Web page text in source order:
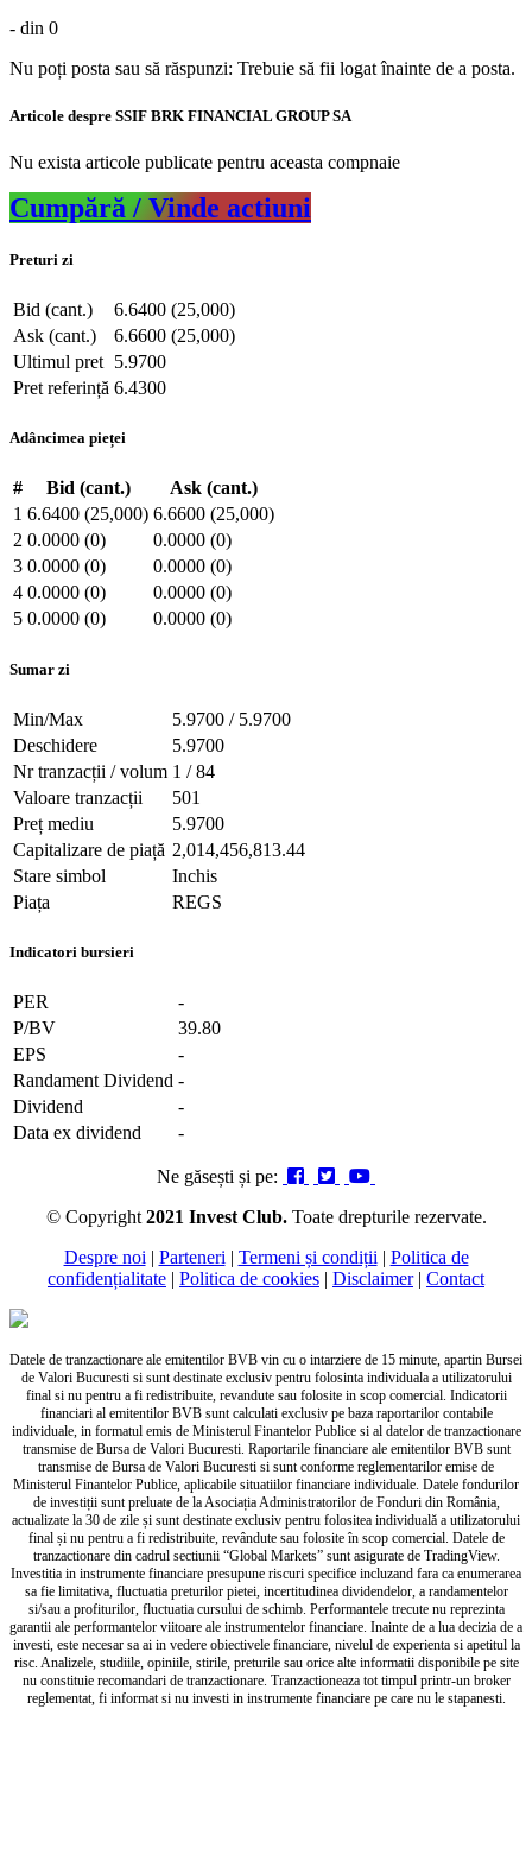
- din 0
Nu poți posta sau să răspunzi: Trebuie să fii logat înainte de a posta.
Articole despre SSIF BRK FINANCIAL GROUP SA
Nu exista articole publicate pentru aceasta compnaie
Cumpără / Vinde actiuni
Preturi zi
Bid (cant.)
6.6400 (25,000)
Ask (cant.)
6.6600 (25,000)
Ultimul pret 5.9700
Pret referință 6.4300
Adâncimea pieței
# Bid (cant.)
Ask (cant.)
1 6.6400 (25,000) 6.6600 (25,000)
2 0.0000 (0)
0.0000 (0)
3 0.0000 (0)
0.0000 (0)
4 0.0000 (0)
0.0000 (0)
5 0.0000 (0) 0.0000 (0)
Sumar zi
Min/Max
5.9700 / 5.9700
Deschidere
5.9700
Nr tranzacții / volum 1 / 84
Valoare tranzacții
501
Preț mediu
5.9700
Capitalizare de piață 2,014,456,813.44
Stare simbol
Inchis
Piața
REGS
Indicatori bursieri
PER
-
P/BV
39.80
EPS
-
Randament Dividend -
Dividend
-
Data ex dividend
-
Ne găsești și pe:
© Copyright 2021 Invest Club. Toate drepturile rezervate.
Despre noi | Parteneri | Termeni și condiții | Politica de
confidențialitate | Politica de cookies | Disclaimer| Contact
Datele de tranzactionare ale emitentilor BVB vin cu o intarziere de 15 minute, apartin Bursei
de Valori Bucuresti si sunt destinate exclusiv pentru folosinta individuala a utilizatorului
final si nu pentru a fi redistribuite, revandute sau folosite in scop comercial. Indicatorii
financiari al emitentilor BVB sunt calculati exclusiv pe baza raportarilor contabile
individuale, in formatul emis de Ministerul Finantelor Publice si al datelor de tranzactionare
transmise de Bursa de Valori Bucuresti. Raportarile financiare ale emitentilor BVB sunt
transmise de Bursa de Valori Bucuresti si sunt conforme reglementarilor emise de
Ministerul Finantelor Publice, aplicabile situatiilor financiare individuale. Datele fondurilor
de investiții sunt preluate de la Asociația Administratorilor de Fonduri din România,
actualizate la 30 de zile și sunt destinate exclusiv pentru folositea individuală a utilizatorului
final și nu pentru a fi redistribuite, revândute sau folosite în scop comercial. Datele de
tranzactionare din cadrul sectiunii “Global Markets” sunt asigurate de TradingView.
Investitia in instrumente financiare presupune riscuri specifice incluzand fara ca enumerarea
sa fie limitativa, fluctuatia preturilor pietei, incertitudinea dividendelor, a randamentelor
si/sau a profiturilor, fluctuatia cursului de schimb. Performantele trecute nu reprezinta
garantii ale performantelor viitoare ale instrumentelor financiare. Inainte de a lua decizia de a
investi, este necesar sa ai in vedere obiectivele financiare, nivelul de experienta si apetitul la
risc. Analizele, studiile, opiniile, stirile, preturile sau orice alte informatii disponibile pe site
nu constituie recomandari de tranzactionare. Tranzactioneaza tot timpul printr-un broker
reglementat, fi informat si nu investi in instrumente financiare pe care nu le stapanesti.